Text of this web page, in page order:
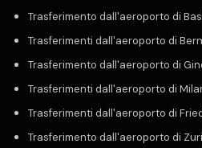
Trasferimento dall'aeroporto di
Trasferimenti dall'aeroporto di
Trasferimento dall'aeroporto di
Trasferimenti dall'aeroporto di
Trasferimenti dall'aeroporto di
Trasferimento dall'aeroporto di